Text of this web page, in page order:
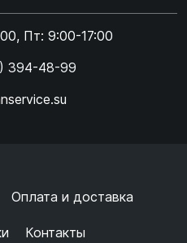
Пт: 9:00-17:00
394-48-99
Оплата и доставка
Контакты